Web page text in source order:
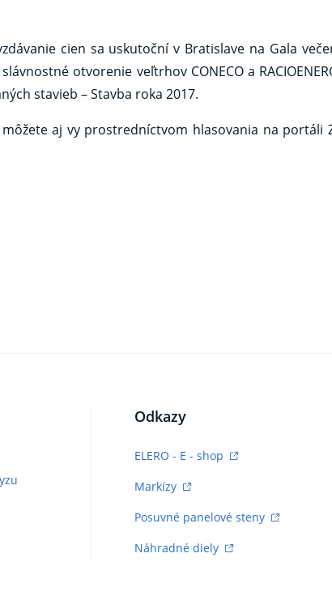
cien sa uskutoční v Bratislave na Gala
otvorenie veľtrhov CONECO a
stavieb – Stavba roka 2017.
môžete aj vy prostredníctvom hlasovania na portáli
Odkazy
ELERO - E - shop
Markízy
Posuvné panelové steny
Náhradné diely